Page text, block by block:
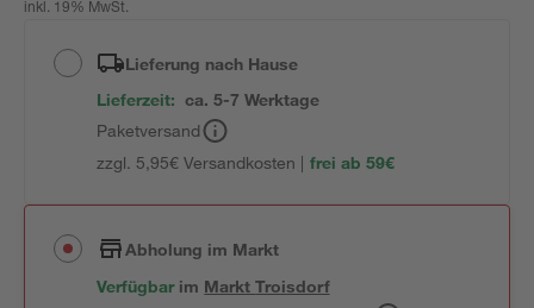
inkl. 19% MwSt.
Lieferung nach Hause
Lieferzeit: ca. 5-7 Werktage
Paketversand
zzgl. 5,95€ Versandkosten | frei ab 59€
Abholung im Markt
Verfügbar im MarktTroisdorf